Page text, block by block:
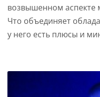
возвышенном
Что объединяет
у него есть плюсы и